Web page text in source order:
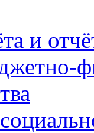
и